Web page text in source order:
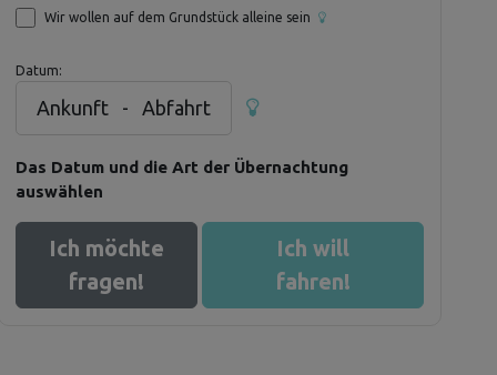
Wir wollen auf dem Grundstück alleine sein
Datum:
Ankunft - Abfahrt
Das Datum und die Art der Übernachtung
auswählen
Ich möchte
fragen!
Ich will
fahren!